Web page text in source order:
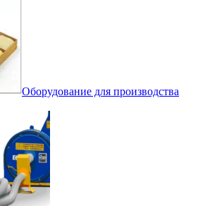
Оборудование для производства